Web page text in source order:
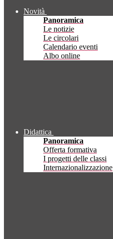
Novità
Panoramica
Le notizie
Le circolari
Calendario eventi
Albo online
Didattica
Panoramica
Offerta formativa
I progetti delle classi
Internazionalizzazione